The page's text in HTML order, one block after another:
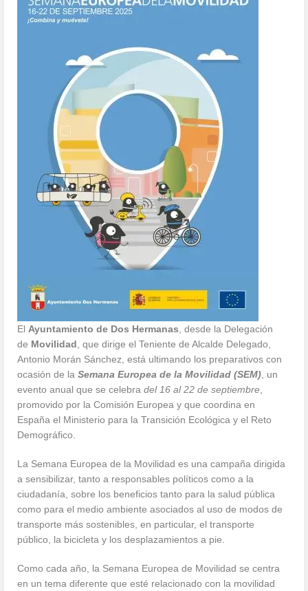
El Ayuntamiento de Dos Hermanas , desde la Delegación
de Movilidad , que dirige el Teniente de Alcalde Delegado,
Antonio Morán Sánchez, está ultimando los preparativos con
ocasión de laSemana Europea de la Movilidad (SEM) , un
evento anual que se celebradel 16 al 22 de septiembre
promovido por la Comisión Europea y que coordina en
España el Ministerio para la Transición Ecológica y el Reto
Demográfico.
La Semana Europea de la Movilidad es una campaña dirigida
a sensibilizar, tanto a responsables políticos como a la
ciudadanía, sobre los beneficios tanto para la salud pública
como para el medio ambiente asociados al uso de modos de
transporte más sostenibles, en particular, el transporte
público, la bicicleta y los desplazamientos a pie.
Como cada año, la Semana Europea de Movilidad se centra
en un tema diferente que esté relacionado con la movilidad